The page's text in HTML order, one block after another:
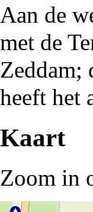
Aan de
met de
Zeddam;
heeft het
Kaart
Zoom in